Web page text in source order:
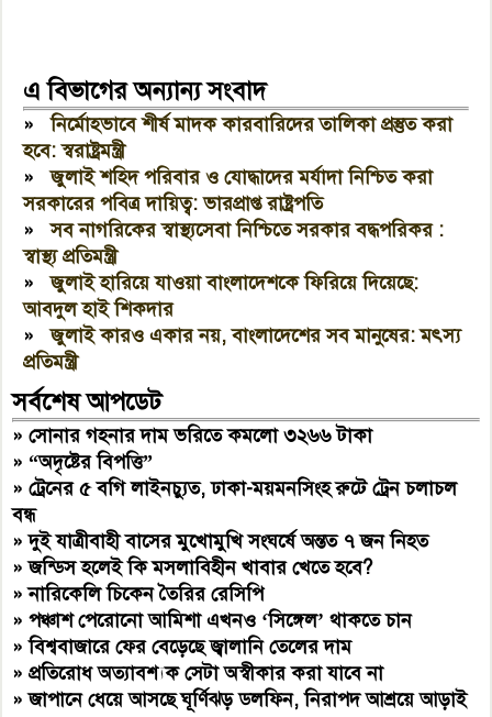
এ বিভাগের অন্যান্য সংবাদ
»নির্মোহভাবে শীর্ষ মাদক কারবারিদের তালিকা প্রস্তুত করা
হবে: স্বরাষ্ট্রমন্ত্রী
»জুলাই শহিদ পরিবার ও যোদ্ধাদের মর্যাদা নিশ্চিত করা
সরকারের পবিত্র দায়িত্ব: ভারপ্রাপ্ত রাষ্ট্রপতি
»সব নাগরিকের স্বাস্থ্যসেবা নিশ্চিতে সরকার বদ্ধপরিকর :
স্বাস্থ্য প্রতিমন্ত্রী
»জুলাই হারিয়ে যাওয়া বাংলাদেশকে ফিরিয়ে দিয়েছে:
আবদুল হাই শিকদার
»জুলাই কারও একার নয়, বাংলাদেশের সব মানুষের: মৎস্য
প্রতিমন্ত্রী
সর্বশেষ আপডেট
»সোনার গহনার দাম ভরিতে কমলো ৩২৬৬ টাকা
» “অদৃষ্টের বিপত্তি”
»ট্রেনের ৫ বগি লাইনচ্যুত, ঢাকা-ময়মনসিংহ রুটে ট্রেন চলাচল
বন্ধ
»দুই যাত্রীবাহী বাসের মুখোমুখি সংঘর্ষে অন্তত ৭ জন নিহত
»জন্ডিস হলেই কি মসলাবিহীন খাবার খেতে হবে?
»নারিকেলি চিকেন তৈরির রেসিপি
»পঞ্চাশ পেরোনো আমিশা এখনও ‘সিঙ্গেল’ থাকতে চান
»বিশ্ববাজারে ফের বেড়েছে জ্বালানি তেলের দাম
»প্রতিরোধ অত্যাবশ্যক সেটা অস্বীকার করা যাবে না
»জাপানে ধেয়ে আসছে ঘূর্ণিঝড় ডলফিন, নিরাপদ আশ্রয়ে আড়াই